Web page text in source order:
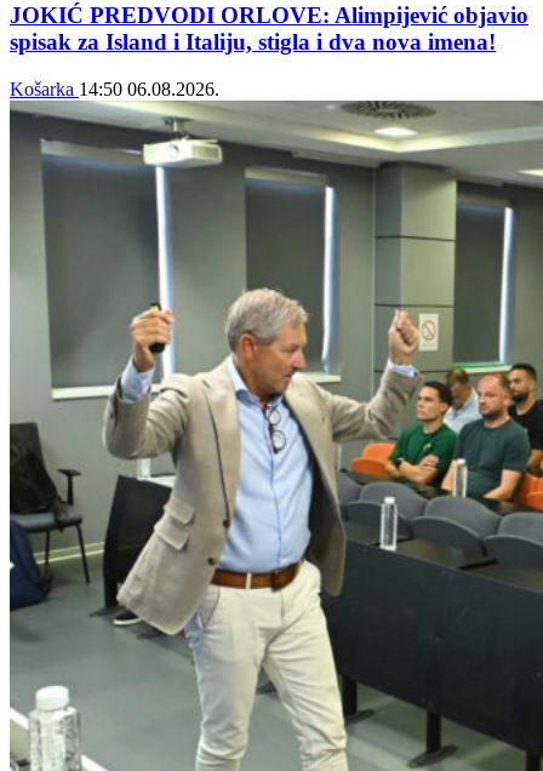
JOKIĆ PREDVODI ORLOVE: Alimpijević objavio
spisak za Island i Italiju, stigla i dva nova imena!
Košarka 14:50 06.08.2026.